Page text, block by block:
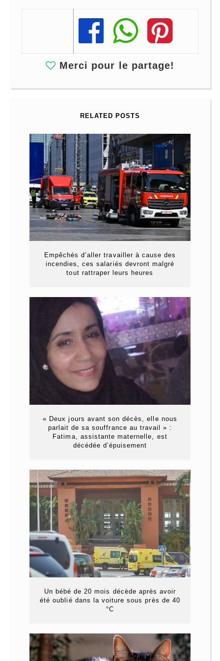
Share
Share
Share
Merci pour le partage!
RELATED POSTS
Empêchés d’aller travailler à cause des
incendies, ces salariés devront malgré
tout rattraper leurs heures
« Deux jours avant son décès, elle nous
parlait de sa souffrance au travail » :
Fatima, assistante maternelle, est
décédée d’épuisement
Un bébé de 20 mois décède après avoir
été oublié dans la voiture sous près de 40
°C